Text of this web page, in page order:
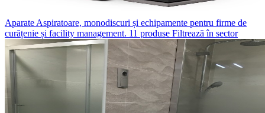
Aparate Aspiratoare, monodiscuri și echipamente pentru firme de
curățenie și facility management. 11 produse Filtrează în sector